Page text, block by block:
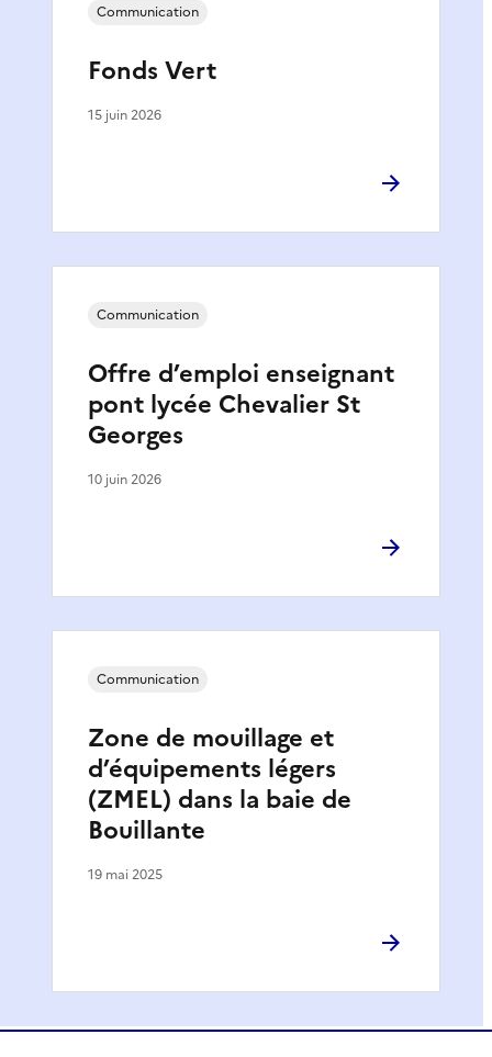
Fonds Vert
Communication
15 juin 2026
Offre d’emploi enseignant
pont lycée Chevalier St
Georges
Communication
10 juin 2026
Zone de mouillage et
d’équipements légers
(ZMEL) dans la baie de
Bouillante
Communication
19 mai 2025